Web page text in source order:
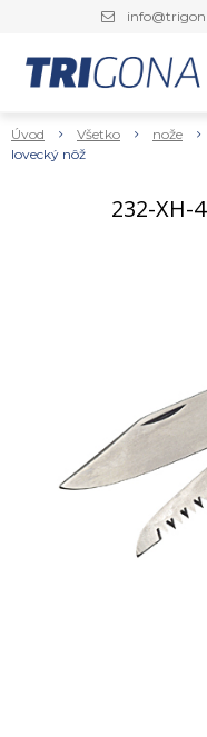
Úvod Všetko nože
lovecký nôž
232-XH-